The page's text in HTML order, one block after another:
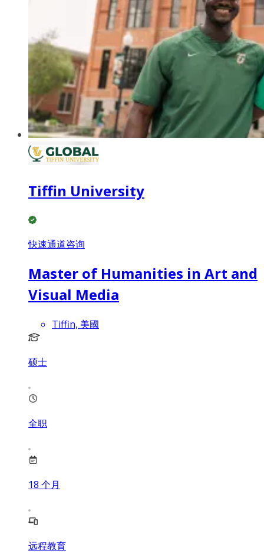
Tiffin University
快速通道咨询
Master of Humanities in Art and
Visual Media
Tiffin, 美國
硕士
全职
18 个月
远程教育